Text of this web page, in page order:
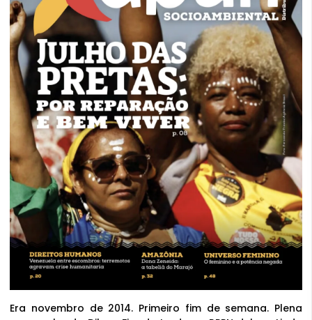
Era novembro de 2014. Primeiro fim de semana. Plena